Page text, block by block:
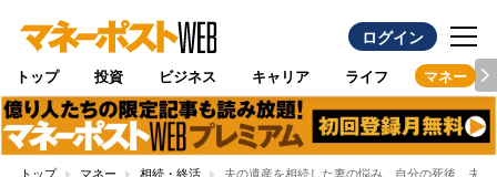
ログイン
トップ 投資 ビジネス キャリア ライフ マネー
トップ マネー 相続・終活 夫の遺産を相続した妻の悩み 自分の死後、夫の